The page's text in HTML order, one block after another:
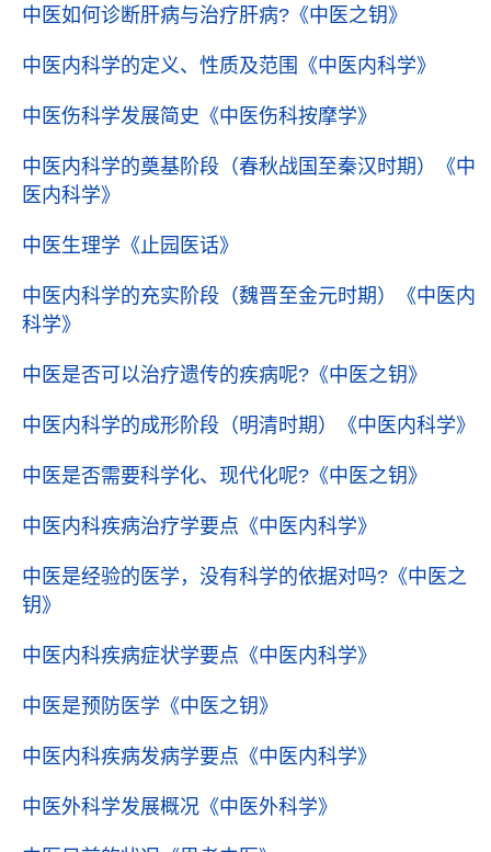
中医如何诊断肝病与治疗肝病? 《中医之钥》
中医内科学的定义、性质及范围 《中医内科学》
中医伤科学发展简史 《中医伤科按摩学》
中医内科学的奠基阶段（春秋战国至秦汉时期）
《中
医内科学》
中医生理学 《止园医话》
中医内科学的充实阶段（魏晋至金元时期）
《中医内
科学》
中医是否可以治疗遗传的疾病呢? 《中医之钥》
中医内科学的成形阶段（明清时期） 《中医内科学》
中医是否需要科学化、现代化呢? 《中医之钥》
中医内科疾病治疗学要点 《中医内科学》
中医是经验的医学，没有科学的依据对吗? 《中医之
钥》
中医内科疾病症状学要点 《中医内科学》
中医是预防医学 《中医之钥》
中医内科疾病发病学要点 《中医内科学》
中医外科学发展概况 《中医外科学》